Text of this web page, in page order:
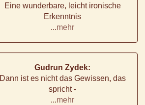
Eine wunderbare, leicht ironische
Erkenntnis
...mehr
Gudrun Zydek:
Dann ist es nicht das Gewissen, das
spricht -
...mehr